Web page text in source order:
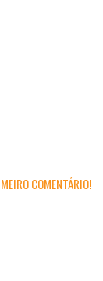
COMENTÁRIO!